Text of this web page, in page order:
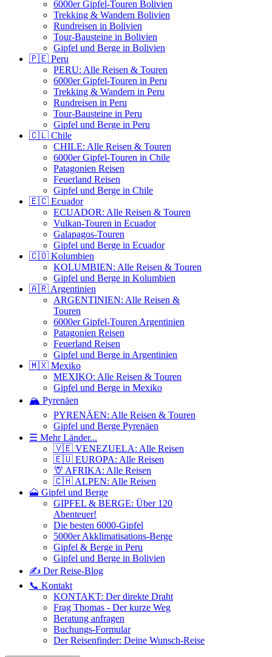
6000er Gipfel-Touren Bolivien
Trekking & Wandern Bolivien
Rundreisen in Bolivien
Tour-Bausteine in Bolivien
Gipfel und Berge in Bolivien
🇵🇪 Peru
PERU: Alle Reisen & Touren
6000er Gipfel-Touren in Peru
Trekking & Wandern in Peru
Rundreisen in Peru
Tour-Bausteine in Peru
Gipfel und Berge in Peru
🇨🇱 Chile
CHILE: Alle Reisen & Touren
6000er Gipfel-Touren in Chile
Patagonien Reisen
Feuerland Reisen
Gipfel und Berge in Chile
🇪🇨 Ecuador
ECUADOR: Alle Reisen & Touren
Vulkan-Touren in Ecuador
Galapagos-Touren
Gipfel und Berge in Ecuador
🇨🇴 Kolumbien
KOLUMBIEN: Alle Reisen & Touren
Gipfel und Berge in Kolumbien
🇦🇷 Argentinien
ARGENTINIEN: Alle Reisen &
Touren
6000er Gipfel-Touren Argentinien
Patagonien Reisen
Feuerland Reisen
Gipfel und Berge in Argentinien
🇲🇽 Mexiko
MEXIKO: Alle Reisen & Touren
Gipfel und Berge in Mexiko
🏔️ Pyrenäen
PYRENÄEN: Alle Reisen & Touren
Gipfel und Berge Pyrenäen
☰ Mehr Länder...
🇻🇪 VENEZUELA: Alle Reisen
🇪🇺 EUROPA: Alle Reisen
🦒 AFRIKA: Alle Reisen
🇨🇭 ALPEN: Alle Reisen
🗻 Gipfel und Berge
GIPFEL & BERGE: Über 120
Abenteuer!
Die besten 6000-Gipfel
5000er Akklimatisations-Berge
Gipfel & Berge in Peru
Gipfel und Berge in Bolivien
✍️ Der Reise-Blog
📞 Kontakt
KONTAKT: Der direkte Draht
Frag Thomas - Der kurze Weg
Beratung anfragen
Buchungs-Formular
Der Reisenfinder: Deine Wunsch-Reise